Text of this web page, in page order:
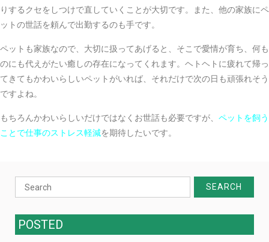
りするクセをしつけで直していくことが大切です。また、他の家族にペ
ットの世話を頼んで出勤するのも手です。
ペットも家族なので、大切に扱ってあげると、そこで愛情が育ち、何も
のにも代えがたい癒しの存在になってくれます。ヘトヘトに疲れて帰っ
てきてもかわいらしいペットがいれば、それだけで次の日も頑張れそう
ですよね。
もちろんかわいらしいだけではなくお世話も必要ですが、 ペットを飼う
ことで仕事のストレス軽減を期待したいです。
Search
for:
POSTED